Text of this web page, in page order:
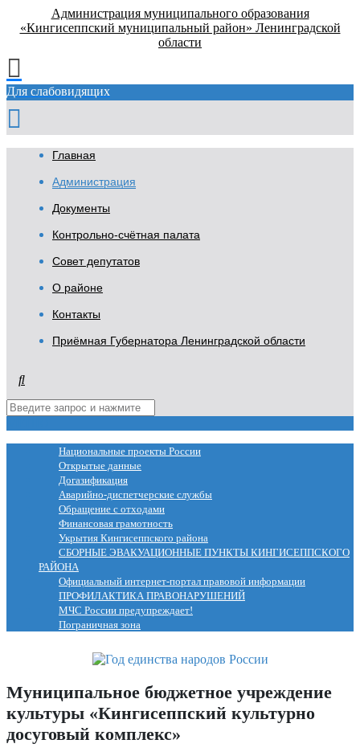
Администрация муниципального образования
«Кингисеппский муниципальный район» Ленинградской
области
Для слабовидящих
Главная
Администрация
Документы
Контрольно-счётная палата
Совет депутатов
О районе
Контакты
Приёмная Губернатора Ленинградской области
Национальные проекты России
Открытые данные
Догазификация
Аварийно-диспетчерские службы
Обращение с отходами
Финансовая грамотность
Укрытия Кингисеппского района
СБОРНЫЕ ЭВАКУАЦИОННЫЕ ПУНКТЫ КИНГИСЕППСКОГО
РАЙОНА
Официальный интернет-портал правовой информации
ПРОФИЛАКТИКА ПРАВОНАРУШЕНИЙ
МЧС России предупреждает!
Пограничная зона
Муниципальное бюджетное учреждение
культуры «Кингисеппский культурно
досуговый комплекс»